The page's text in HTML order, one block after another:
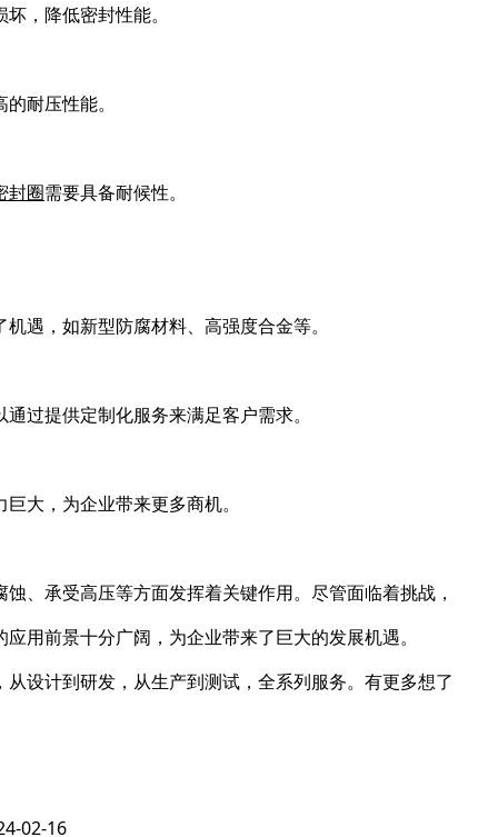
，降低密封性能。
耐压性能。
封圈需要具备耐候性。
遇，如新型防腐材料、高强度合金等。
通过提供定制化服务来满足客户需求。
大，为企业带来更多商机。
、承受高压等方面发挥着关键作用。尽管面临着挑战，
用前景十分广阔，为企业带来了巨大的发展机遇。
设计到研发，从生产到测试，全系列服务。有更多想了
02-16